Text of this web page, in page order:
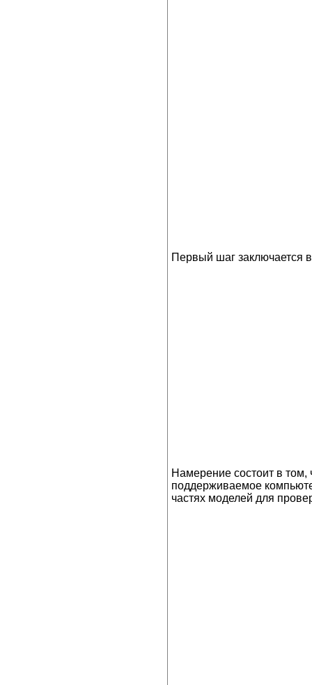
Первый шаг заключается
Намерение состоит в том,
поддерживаемое
частях моделей для